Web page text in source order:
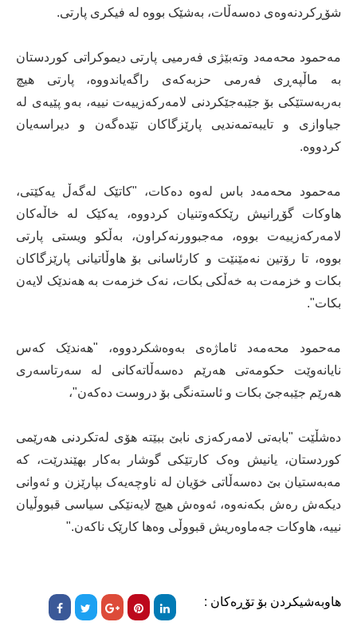
شۆڕکردنەوەی دەسەڵات، بەشێک بووە لە فیکری پارتی.
مەحمود محەمەد وتەبێژی فەرمیی پارتی دیموکراتی کوردستان
بە ماڵپەڕی فەرمی حزبەکەی راگەیاندووە، پارتی ھیچ
بەربەستێکی بۆ جێبەجێکردنی لامەرکەزییەت نییە، بەو پێیەی لە
جیاوازی و تایبەتمەندیی پارێزگاکان تێدەگەن و دیراسەیان
کردووە.
مەحمود محەمەد باس لەوە دەکات، "کاتێک لەگەڵ یەکێتی،
ھاوکات گۆڕانیش رێککەوتنیان کردووە، یەکێک لە خاڵەکان
لامەرکەزییەت بووە، مەجبوورنەکراون، بەڵکو ویستی پارتی
بووە، تا رۆتین نەمێنێت و کارئاسانی بۆ ھاوڵاتیانی پارێزگاکان
بکات و خزمەت بە خەڵکی بکات، نەک خزمەت بە ھەندێک لایەن
بکات".
مەحمود محەمەد ئاماژەی بەوەشکردووە، "ھەندێک کەس
نایانەوێت حکومەتی ھەرێم دەسەڵاتەکانی لە سەرتاسەری
ھەرێم جێبەجێ بکات و ئاستەنگی بۆ دروست دەکەن"،
دەشڵێت "بابەتی لامەرکەزی نابێ ببێتە ھۆی لەتکردنی ھەرێمی
کوردستان، یانیش وەک کارتێکی گوشار بەکار بھێندرێت، کە
مەبەستیان بێ دەسەڵاتی خۆیان لە ناوچەیەک بپارێزن و ئەوانی
دیکەش رەش بکەنەوە، ئەوەش ھیچ لایەنێکی سیاسی قبووڵیان
نییە، ھاوکات جەماوەریش قبووڵی وەھا کارێک ناکەن."
هاوبەشیکردن بۆ تۆڕەکان :